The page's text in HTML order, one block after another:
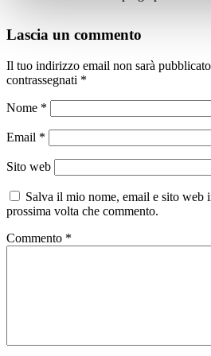
Lascia un commento
Il tuo indirizzo email non sarà
contrassegnati *
Nome *
Email *
Sito web
Salva il mio nome, email e sito web
prossima volta che commento.
Commento *